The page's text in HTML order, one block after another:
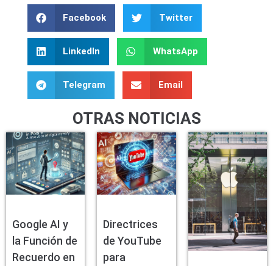
Facebook Twitter
LinkedIn WhatsApp
Telegram Email
OTRAS NOTICIAS
Google AI y
la Función de
Recuerdo en
Directrices
de YouTube
para